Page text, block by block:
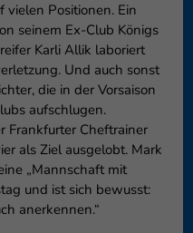
vielen Positionen. Ein
seinem Ex-Club Königs
Karli Allik laboriert
Und auch sonst
die in der Vorsaison
aufschlugen.
Frankfurter Cheftrainer
als Ziel ausgelobt. Mark
„Mannschaft mit
und ist sich bewusst:
anerkennen.“